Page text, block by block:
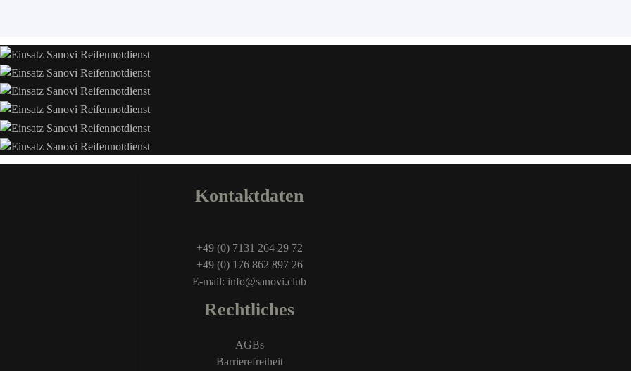
Kontaktdaten
+49 (0) 7131 264 29 72
+49 (0) 176 862 897 26
E-mail: info@sanovi.club
Rechtliches
AGBs
Barrierefreiheit